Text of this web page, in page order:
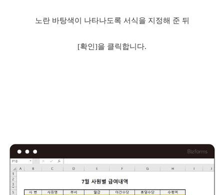
노란 바탕색이 나타나도록 서식을 지정해 준 뒤
[확인]을 클릭합니다.